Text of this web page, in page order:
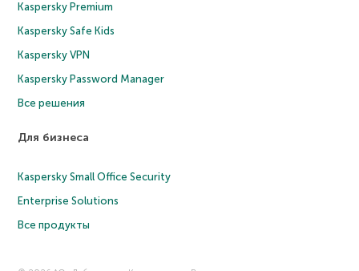
Kaspersky Premium
Kaspersky Safe Kids
Kaspersky VPN
Kaspersky Password Manager
Все решения
Для бизнеса
Kaspersky Small Office Security
Enterprise Solutions
Все продукты